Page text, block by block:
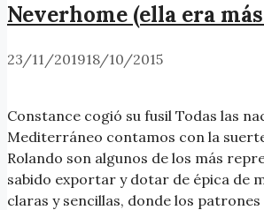
Neverhome (ella era
23/11/201918/10/2015
Constance cogió su fusil Todas las
Mediterráneo contamos con la
Rolando son algunos de los más
sabido exportar y dotar de épica de
claras y sencillas, donde los